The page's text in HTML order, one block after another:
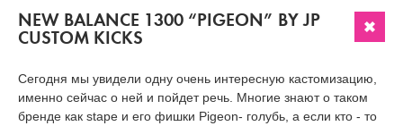
NEW BALANCE 1300 “PIGEON” BY JP
CUSTOM KICKS
Сегодня мы увидели одну очень интересную кастомизацию,
именно сейчас о ней и пойдет речь. Многие знают о таком
бренде как stape и его фишки Pigeon- голубь, а если кто - то